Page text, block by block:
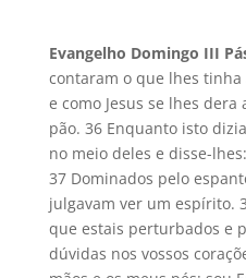
Evangelho Domingo III
contaram o que lhes
e como Jesus se lhes
pão. 36 Enquanto isto
no meio deles e disse-
37 Dominados pelo
julgavam ver um espírito.
que estais perturbados e
dúvidas nos vossos